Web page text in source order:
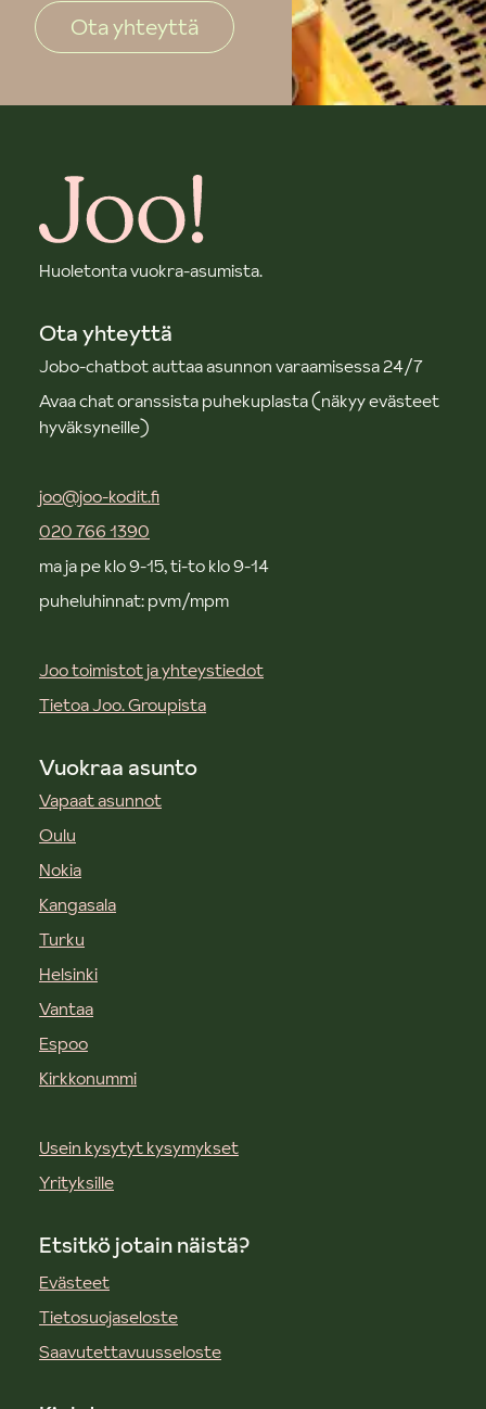
Ota yhteyttä
Huoletonta vuokra-asumista.
Ota yhteyttä
Jobo-chatbot auttaa asunnon varaamisessa 24/7
Avaa chat oranssista puhekuplasta (näkyy evästeet
hyväksyneille)
joo@joo-kodit.fi
020 766 1390
ma ja pe klo 9-15, ti-to klo 9-14
puheluhinnat: pvm/mpm
Joo toimistot ja yhteystiedot
Tietoa Joo. Groupista
Vuokraa asunto
Vapaat asunnot
Oulu
Nokia
Kangasala
Turku
Helsinki
Vantaa
Espoo
Kirkkonummi
Usein kysytyt kysymykset
Yrityksille
Etsitkö jotain näistä?
Evästeet
Tietosuojaseloste
Saavutettavuusseloste